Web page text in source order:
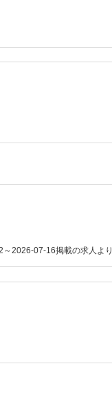
2026-07-16掲載の求人より